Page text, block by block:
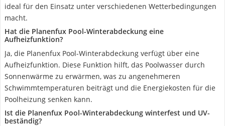
ideal für den Einsatz unter verschiedenen Wetterbedingungen
macht.
Hat die Planenfux Pool-Winterabdeckung eine
Aufheizfunktion?
Ja, die Planenfux Pool-Winterabdeckung verfügt über eine
Aufheizfunktion. Diese Funktion hilft, das Poolwasser durch
Sonnenwärme zu erwärmen, was zu angenehmeren
Schwimmtemperaturen beiträgt und die Energiekosten für die
Poolheizung senken kann.
Ist die Planenfux Pool-Winterabdeckung winterfest und UV-
beständig?